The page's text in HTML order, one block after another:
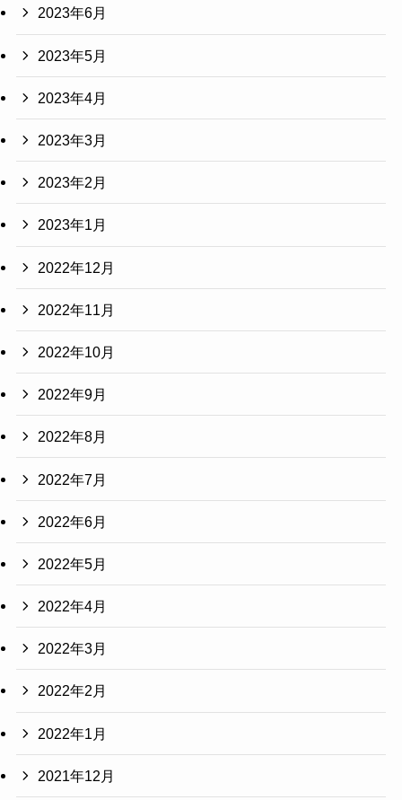
2023年6月
2023年5月
2023年4月
2023年3月
2023年2月
2023年1月
2022年12月
2022年11月
2022年10月
2022年9月
2022年8月
2022年7月
2022年6月
2022年5月
2022年4月
2022年3月
2022年2月
2022年1月
2021年12月